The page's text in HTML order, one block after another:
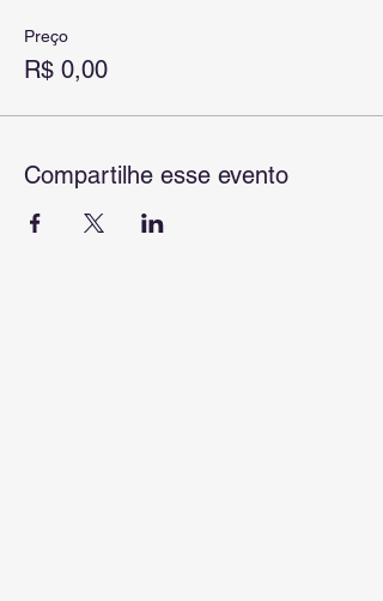
Preço
R$ 0,00
Compartilhe esse evento